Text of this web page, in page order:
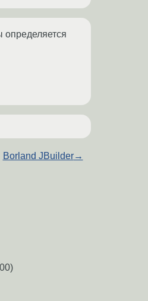
определяется
Borland JBuilder→